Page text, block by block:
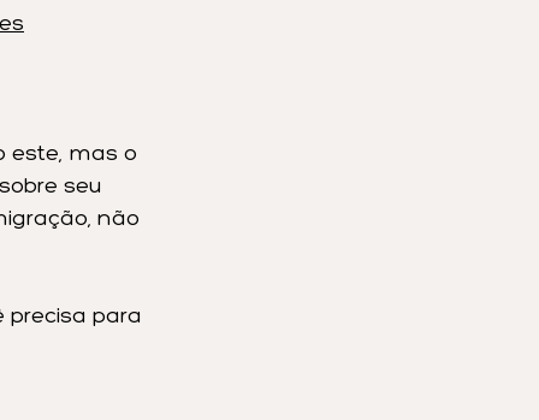
este, mas o
seu
não
precisa para